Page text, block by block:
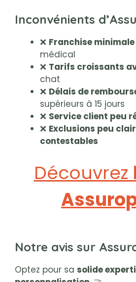
Inconvénients
❌ Franchise minimale
médical
❌ Tarifs croissants
chat
❌ Délais de
supérieurs à 15 jours
❌ Service client peu
❌ Exclusions peu
contestables
Découvrez
Notre avis sur
Optez pour sa solide